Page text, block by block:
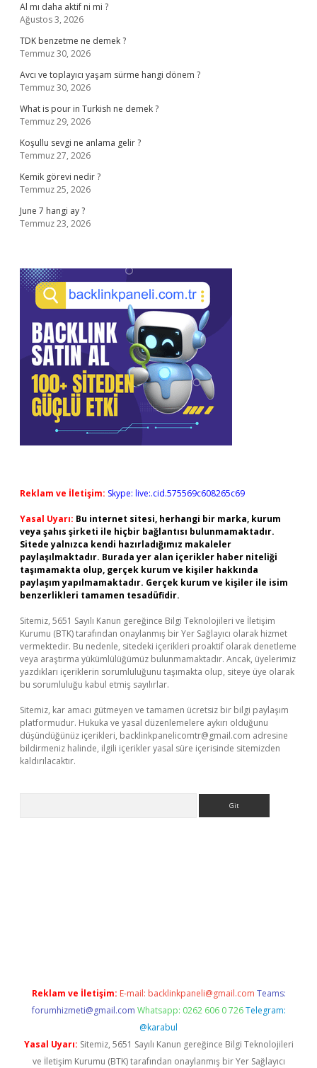
Al mı daha aktif ni mi ?
Ağustos 3, 2026
TDK benzetme ne demek ?
Temmuz 30, 2026
Avcı ve toplayıcı yaşam sürme hangi dönem ?
Temmuz 30, 2026
What is pour in Turkish ne demek ?
Temmuz 29, 2026
Koşullu sevgi ne anlama gelir ?
Temmuz 27, 2026
Kemik görevi nedir ?
Temmuz 25, 2026
June 7 hangi ay ?
Temmuz 23, 2026
Reklam ve İletişim: Skype: live:.cid.575569c608265c69
Yasal Uyarı: Bu internet sitesi, herhangi bir marka, kurum
veya şahıs şirketi ile hiçbir bağlantısı bulunmamaktadır.
Sitede yalnızca kendi hazırladığımız makaleler
paylaşılmaktadır. Burada yer alan içerikler haber niteliği
taşımamakta olup, gerçek kurum ve kişiler hakkında
paylaşım yapılmamaktadır. Gerçek kurum ve kişiler ile isim
benzerlikleri tamamen tesadüfidir.
Sitemiz, 5651 Sayılı Kanun gereğince Bilgi Teknolojileri ve İletişim
Kurumu (BTK) tarafından onaylanmış bir Yer Sağlayıcı olarak hizmet
vermektedir. Bu nedenle, sitedeki içerikleri proaktif olarak denetleme
veya araştırma yükümlülüğümüz bulunmamaktadır. Ancak, üyelerimiz
yazdıkları içeriklerin sorumluluğunu taşımakta olup, siteye üye olarak
bu sorumluluğu kabul etmiş sayılırlar.
Sitemiz, kar amacı gütmeyen ve tamamen ücretsiz bir bilgi paylaşım
platformudur. Hukuka ve yasal düzenlemelere aykırı olduğunu
düşündüğünüz içerikleri, backlinkpanelicomtr@gmail.com adresine
bildirmeniz halinde, ilgili içerikler yasal süre içerisinde sitemizden
kaldırılacaktır.
Reklam ve İletişim: E-mail: backlinkpaneli@gmail.com Teams:
forumhizmeti@gmail.com Whatsapp: 0262 606 0 726 Telegram:
@karabul
Yasal Uyarı: Sitemiz, 5651 Sayılı Kanun gereğince Bilgi Teknolojileri
ve İletişim Kurumu (BTK) tarafından onaylanmış bir Yer Sağlayıcı